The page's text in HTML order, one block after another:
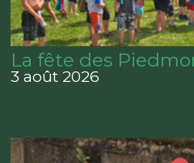
La fête des
3 août 2026